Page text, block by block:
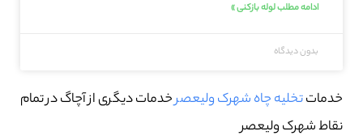
ادامه مطلب لوله بازکنی »
بدون دیدگاه
خدماتتخلیه چاه شهرک ولیعصرخدمات دیگری از آچاگ در تمام
نقاط شهرک ولیعصر